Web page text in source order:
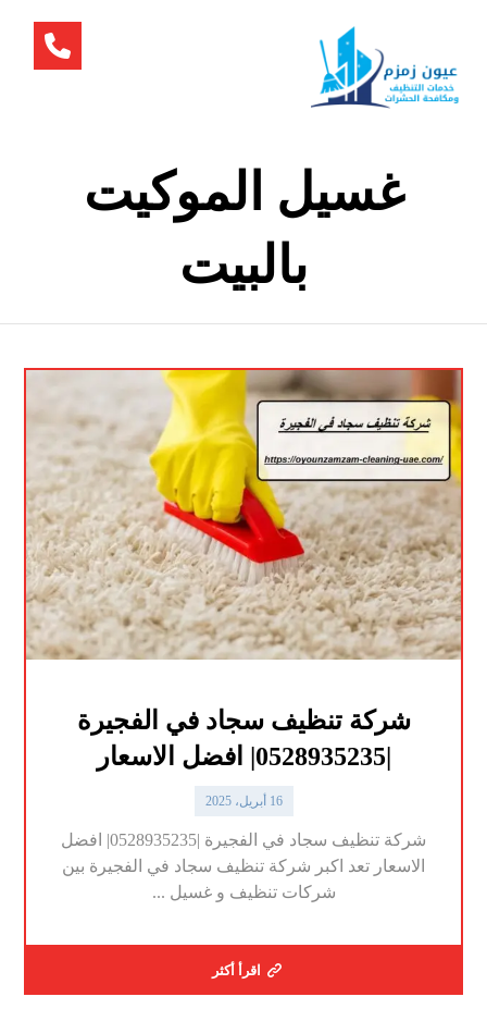
غسيل الموكيت
بالبيت
شركة تنظيف سجاد في الفجيرة
|0528935235| افضل الاسعار
16 أبريل، 2025
شركة تنظيف سجاد في الفجيرة |0528935235| افضل
الاسعار تعد اكبر شركة تنظيف سجاد في الفجيرة بين
شركات تنظيف و غسيل ...
اقرأ أكثر